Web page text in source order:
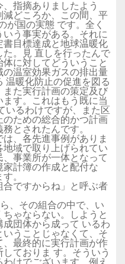
指摘ありましたよう
どころか、この間、平
が国の実態 です。全く
う事実がある。それに
目標達成と地球温暖化
。見 直しを行ったんで
に対してどういうこと
の温室効果ガスの排出量
温暖化防止の促進を図る
た実行計画の策定及び
す。これはもう既に当
いるわけですが、また区
ための総合的かつ計画
とされたんです。
、各先進事例がありま
域で取り上げられてい
事業所が一体となって
計簿の作成と配付な
。
合ですからね」と呼ぶ者
、その組合の中で、い
ゃならない。しようと
団体から成って いるわ
うことじゃなくて、そ
最終的に実行計画が作
ておりま す。そういう